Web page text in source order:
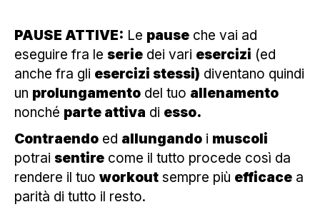
PAUSE ATTIVE: Le pause che vai ad
eseguire fra le serie dei vari esercizi (ed
anche fra gli esercizi stessi) diventano quindi
un prolungamento del tuo allenamento
nonché parte attiva di esso.
Contraendo ed allungando i muscoli
potrai sentire come il tutto procede così da
rendere il tuo workout sempre più efficace a
parità di tutto il resto.